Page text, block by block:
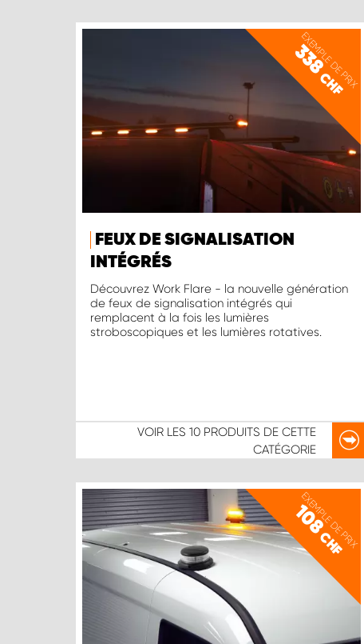
EXEMPLE DE PRIX
338
CHF
FEUX DE SIGNALISATION
INTÉGRÉS
Découvrez Work Flare - la nouvelle génération
de feux de signalisation intégrés qui
remplacent à la fois les lumières
stroboscopiques et les lumières rotatives.
VOIR LES 10 PRODUITS DE CETTE
CATÉGORIE
EXEMPLE DE PRIX
108
CHF